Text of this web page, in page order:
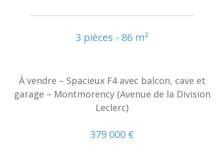
3 pièces - 86 m²
À vendre – Spacieux F4 avec balcon, cave et
garage – Montmorency (Avenue de la Division
Leclerc)
379 000 €